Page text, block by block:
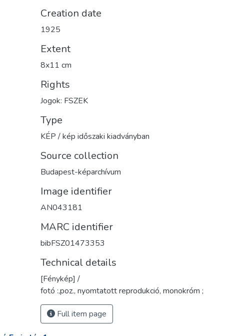
Creation date
1925
Extent
8x11 cm
Rights
Jogok: FSZEK
Type
KÉP / kép időszaki kiadványban
Source collection
Budapest-képarchívum
Image identifier
AN043181
MARC identifier
bibFSZ01473353
Technical details
[Fénykép] /
fotó :,poz., nyomtatott reprodukció, monokróm ;
Full item page